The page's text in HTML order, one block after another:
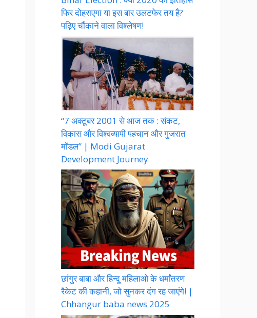
फिर दोहराएगा या इस बार उलटफेर तय है?
पढ़िए चौंकाने वाला विश्लेषण!
“7 अक्टूबर 2001 से आज तक : संकट,
विकास और विश्वव्यापी पहचान और गुजरात
मॉडल” | Modi Gujarat
Development Journey
छांगुर बाबा और हिन्दू महिलाओ के धर्मांतरण
रैकेट की कहानी, जो सुनकर दंग रह जाएंगे! |
Chhangur baba news 2025